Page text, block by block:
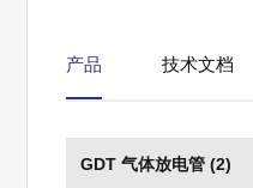
产品 技术文档
GDT 气体放电管 (2)